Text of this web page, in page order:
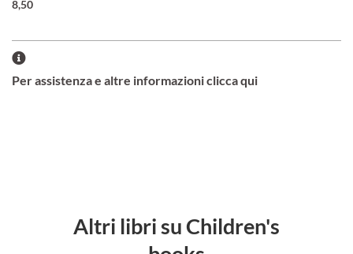
8,50
Per assistenza e altre informazioni clicca qui
Altri libri su Children's